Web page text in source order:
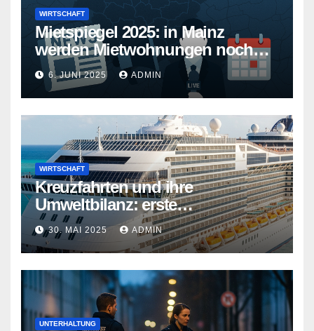
WIRTSCHAFT
Mietspiegel 2025: in Mainz
werden Mietwohnungen noch
teurer
6. JUNI 2025 ADMIN
WIRTSCHAFT
Kreuzfahrten und ihre
Umweltbilanz: erste
Kreuzfahrtschiffe gehen neue
Wege
30. MAI 2025 ADMIN
UNTERHALTUNG